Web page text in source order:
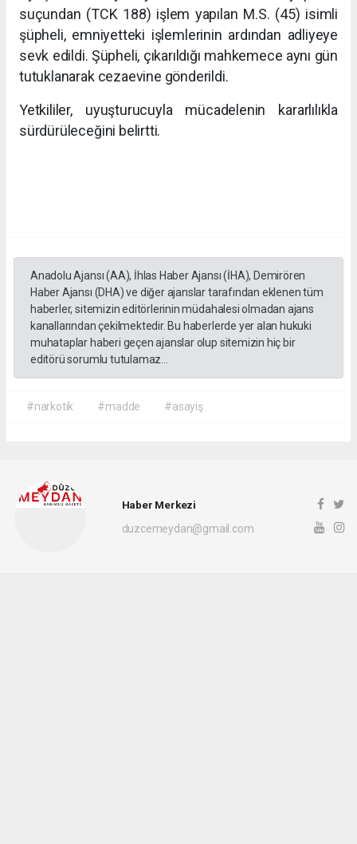
suçundan (TCK 188) işlem yapılan M.S. (45) isimli
şüpheli, emniyetteki işlemlerinin ardından adliyeye
sevk edildi. Şüpheli, çıkarıldığı mahkemece aynı gün
tutuklanarak cezaevine gönderildi.
Yetkililer, uyuşturucuyla mücadelenin kararlılıkla
sürdürüleceğini belirtti.
Anadolu Ajansı (AA), İhlas Haber Ajansı (İHA), Demirören
Haber Ajansı (DHA) ve diğer ajanslar tarafından eklenen tüm
haberler, sitemizin editörlerinin müdahalesi olmadan ajans
kanallarından çekilmektedir. Bu haberlerde yer alan hukuki
muhataplar haberi geçen ajanslar olup sitemizin hiç bir
editörü sorumlu tutulamaz...
#narkotik #madde #asayiş
Haber Merkezi
duzcemeydan@gmail.com